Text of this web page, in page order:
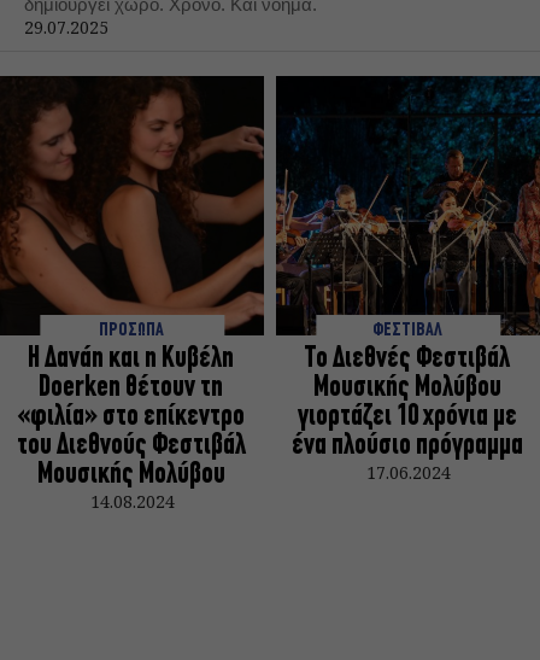
δημιουργεί χώρο. Χρόνο. Και νόημα.
29.07.2025
ΠΡΟΣΩΠΑ
Η Δανάη και η Κυβέλη
Doerken θέτουν τη
«φιλία» στο επίκεντρο
του Διεθνούς Φεστιβάλ
Μουσικής Μολύβου
14.08.2024
ΦΕΣΤΙΒΑΛ
Το Διεθνές Φεστιβάλ
Μουσικής Μολύβου
γιορτάζει 10 χρόνια με
ένα πλούσιο πρόγραμμα
17.06.2024